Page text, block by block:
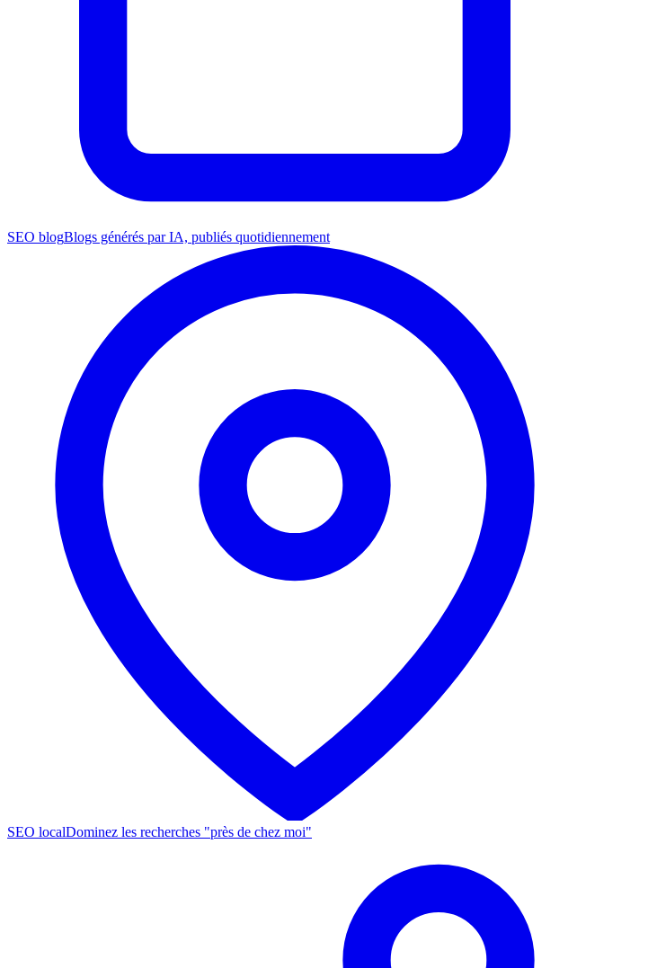
SEO blogBlogs générés par IA, publiés quotidiennement
SEO localDominez les recherches "près de chez moi"